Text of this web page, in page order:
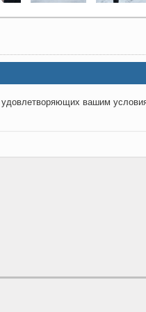
удовлетворяющих вашим